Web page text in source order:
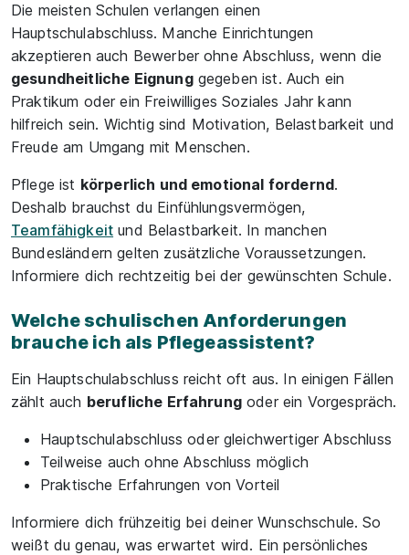
Die meisten Schulen verlangen einen
Hauptschulabschluss. Manche Einrichtungen
akzeptieren auch Bewerber ohne Abschluss, wenn die
gesundheitliche Eignunggegeben ist. Auch ein
Praktikum oder ein Freiwilliges Soziales Jahr kann
hilfreich sein. Wichtig sind Motivation, Belastbarkeit und
Freude am Umgang mit Menschen.
Pflege ist körperlich und emotional fordernd.
Deshalb brauchst du Einfühlungsvermögen,
Teamfähigkeit und Belastbarkeit. In manchen
Bundesländern gelten zusätzliche Voraussetzungen.
Informiere dich rechtzeitig bei der gewünschten Schule.
Welche schulischen Anforderungen
brauche ich als Pflegeassistent?
Ein Hauptschulabschluss reicht oft aus. In einigen Fällen
zählt auch berufliche Erfahrungoder ein Vorgespräch.
Hauptschulabschluss oder gleichwertiger Abschluss
Teilweise auch ohne Abschluss möglich
Praktische Erfahrungen von Vorteil
Informiere dich frühzeitig bei deiner Wunschschule. So
weißt du genau, was erwartet wird. Ein persönliches